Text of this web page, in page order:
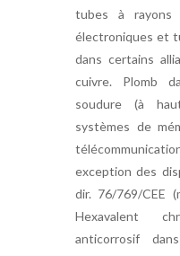
tubes à rayons
électroniques et
dans certains
cuivre. Plomb
soudure (à
systèmes de
exception des
dir. 76/769/CEE
Hexavalent
anticorrosif